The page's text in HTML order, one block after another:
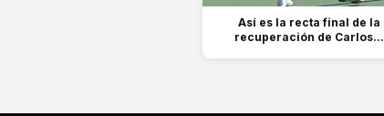
Así es la recta final de la
recuperación de Carlos...